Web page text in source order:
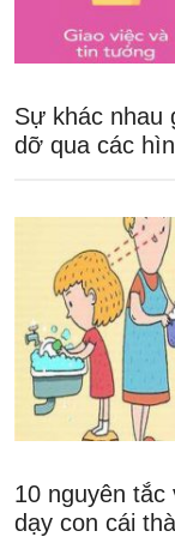
Sự khác nhau
dỡ qua các
10 nguyên tắc
dạy con cái